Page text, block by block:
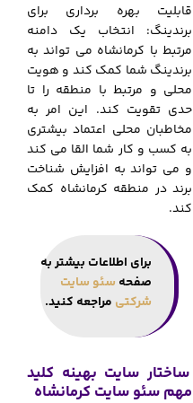
قابلیت بهره برداری برای
برندینگ: انتخاب یک دامنه
مرتبط با کرمانشاه می تواند به
برندینگ شما کمک کند و هویت
محلی و مرتبط با منطقه را تا
حدی تقویت کند. این امر به
مخاطبان محلی اعتماد بیشتری
به کسب و کار شما القا می کند
و می تواند به افزایش شناخت
برند در منطقه کرمانشاه کمک
کند.
برای اطلاعات بیشتر به
صفحه سئو سایت
شرکتی مراجعه کنید.
ساختار سایت بهینه کلید
مهم سئو سایت کرمانشاه